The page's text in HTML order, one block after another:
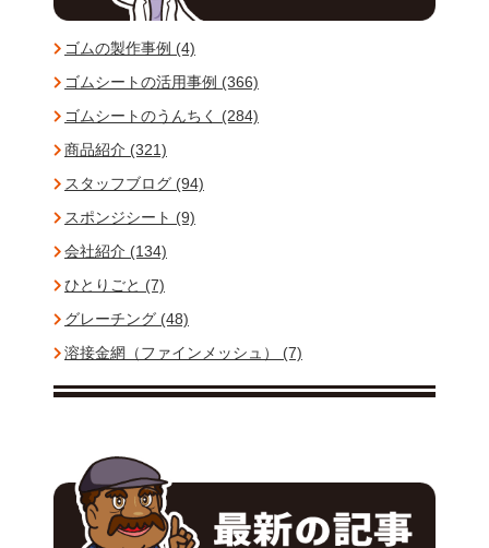
ゴムの製作事例 (4)
ゴムシートの活用事例 (366)
ゴムシートのうんちく (284)
商品紹介 (321)
スタッフブログ (94)
スポンジシート (9)
会社紹介 (134)
ひとりごと (7)
グレーチング (48)
溶接金網（ファインメッシュ） (7)